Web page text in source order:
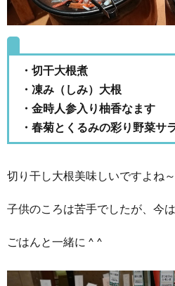
・切干大根煮
・凍み（しみ）大根
・金時人参入り柚香なます
・春菊とくるみの彩り野菜サ
切り干し大根美味しいですよね
子供のころは苦手でしたが、今
ごはんと一緒に ^ ^